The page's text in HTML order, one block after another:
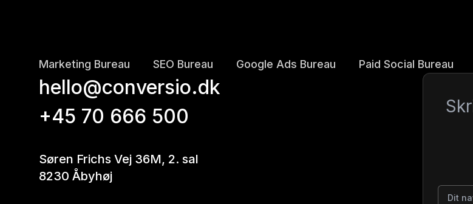
Marketing Bureau SEO Bureau Google Ads Bureau Paid Social Bureau
hello@conversio.dk
+45 70 666 500
Søren Frichs Vej 36M, 2. sal
8230 Åbyhøj
Dit navn